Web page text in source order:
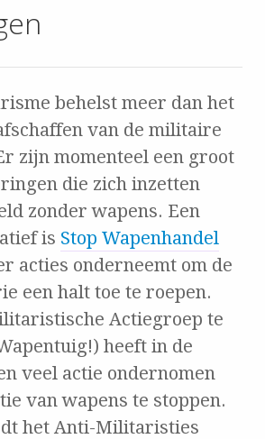
behelst meer dan het
van de militaire
zijn momenteel een groot
die zich inzetten
zonder wapens. Een
is Stop Wapenhandel
acties onderneemt om de
een halt toe te roepen.
Actiegroep te
heeft in de
veel actie ondernomen
van wapens te stoppen.
het Anti-Militaristies